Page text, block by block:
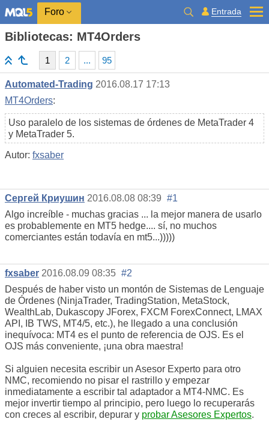
Foro Entrada
Bibliotecas: MT4Orders
1 2 ... 95
Automated-Trading 2016.08.17 17:13
MT4Orders:
Uso paralelo de los sistemas de órdenes de MetaTrader 4
y MetaTrader 5.
Autor: fxsaber
Сергей Криушин 2016.08.08 08:39 #1
Algo increíble - muchas gracias ... la mejor manera de usarlo
es probablemente en MT5 hedge.... sí, no muchos
comerciantes están todavía en mt5...)))))
fxsaber 2016.08.09 08:35 #2
Después de haber visto un montón de Sistemas de Lenguaje
de Órdenes (NinjaTrader, TradingStation, MetaStock,
WealthLab, Dukascopy JForex, FXCM ForexConnect, LMAX
API, IB TWS, MT4/5, etc.), he llegado a una conclusión
inequívoca: MT4 es el punto de referencia de OJS. Es el
OJS más conveniente, ¡una obra maestra!
Si alguien necesita escribir un Asesor Experto para otro
NMC, recomiendo no pisar el rastrillo y empezar
inmediatamente a escribir tal adaptador a MT4-NMC. Es
mejor invertir tiempo al principio, pero luego lo recuperarás
con creces al escribir, depurar y probar Asesores Expertos.